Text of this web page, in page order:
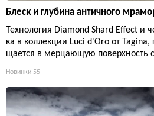
Блеск и глубина античного
Технология Diamond Shard Effect и
ка в коллекции Luci d'Oro от Tagina,
щается в мерцающую поверхность
Новинки 55